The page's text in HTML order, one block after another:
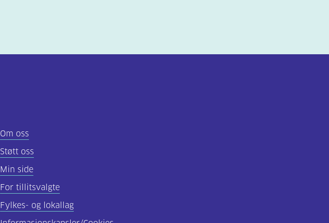
Om oss
Støtt oss
Min side
For tillitsvalgte
Fylkes- og lokallag